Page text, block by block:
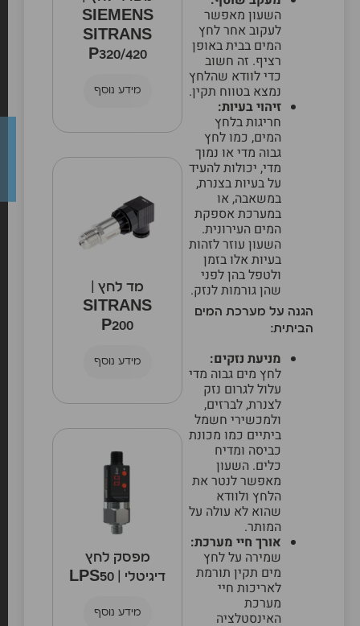
השעון מאפשר
לעקוב אחר לחץ
המים בבית באופן
רציף. זה חשוב
כדי לוודא שהלחץ
נמצא בטווח תקין.
זיהוי בעיות:
חריגות בלחץ
המים, כמו לחץ
גבוה מדי או נמוך
מדי, יכולות להעיד
על בעיות בצנרת,
במשאבה, או
במערכת אספקת
המים העירונית.
השעון עוזר לזהות
בעיות אלו בזמן
ולטפל בהן לפני
שהן גורמות לנזק.
הגנה על מערכת המים
הביתית:
מניעת נזקים:
לחץ מים גבוה מדי
עלול לגרום נזק
לצנרת, לברזים,
ולמכשירי חשמל
ביתיים כמו מכונת
כביסה ומדיח
כלים. השעון
מאפשר לנטר את
הלחץ ולוודא
שהוא לא עולה על
המותר.
אורך חיי מערכת:
שמירה על לחץ
מים תקין תורמת
לאריכות חיי
מערכת
האינסטלציה
SIEMENS
SITRANS
P320/420
מידע נוסף
מד לחץ |
SITRANS
P200
מידע נוסף
מפסק לחץ
דיגיטלי | LPS50
מידע נוסף